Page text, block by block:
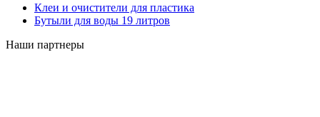
Клеи и очистители для пластика
Бутыли для воды 19 литров
Наши партнеры